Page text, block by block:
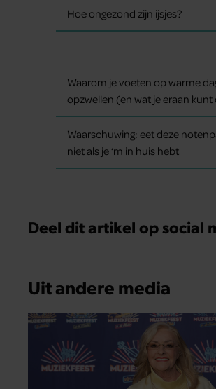
Hoe ongezond zijn ijsjes?
Waarom je voeten op warme
opzwellen (en wat je eraan kunt
Waarschuwing: eet deze
niet als je ‘m in huis hebt
Deel dit artikel op social
Uit andere media